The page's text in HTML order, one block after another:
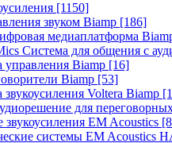
[1150]
звуком Biamp [186]
медиаплатформа
Система для общения с
управления Biamp [16]
Biamp [53]
звукоусиления Voltera Biamp
для
звукоусиления EM Acoustics
системы EM Acoustics